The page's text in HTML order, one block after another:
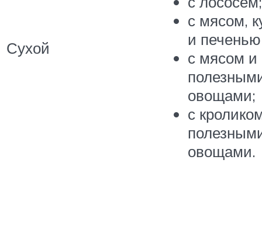
Сухой
с мясом,
и
с мясом и
овощами;
с
овощами.